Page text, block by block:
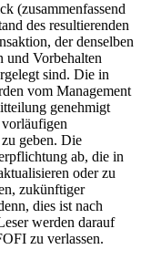
(zusammenfassend
des resultierenden
der denselben
und Vorbehalten
sind. Die in
vom Management
genehmigt
geben. Die
ab, die in
oder zu
zukünftiger
dies ist nach
werden darauf
zu verlassen.